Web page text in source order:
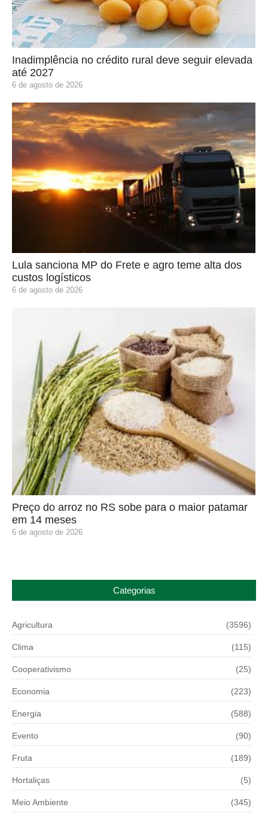
Inadimplência no crédito rural deve seguir elevada
até 2027
6 de agosto de 2026
Lula sanciona MP do Frete e agro teme alta dos
custos logísticos
6 de agosto de 2026
Preço do arroz no RS sobe para o maior patamar
em 14 meses
6 de agosto de 2026
Categorias
Agricultura (3596)
Clima (115)
Cooperativismo (25)
Economia (223)
Energia (588)
Evento (90)
Fruta (189)
Hortaliças (5)
Meio Ambiente (345)